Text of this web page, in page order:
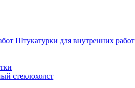
Штукатурки для внутренних работ
стеклохолст